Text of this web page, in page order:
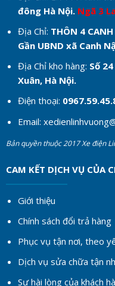
đông Hà Nội. Ngã 3
Địa Chỉ: THÔN 4
Gần UBND xã Canh
Địa Chỉ kho hàng: Số
Xuân, Hà Nội.
Điện thoại:
Email:
Bản quyền thuộc 2017 Xe điện
CAM KẾT DỊCH VỤ CỦA
Giới thiệu
Chính sách đổi trả hàng
Phục vụ tận nơi, theo
Dịch vụ sửa chữa tận
Sự hài lòng của khách